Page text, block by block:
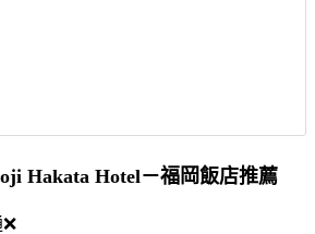
Hakata Hotel－福岡飯店推薦